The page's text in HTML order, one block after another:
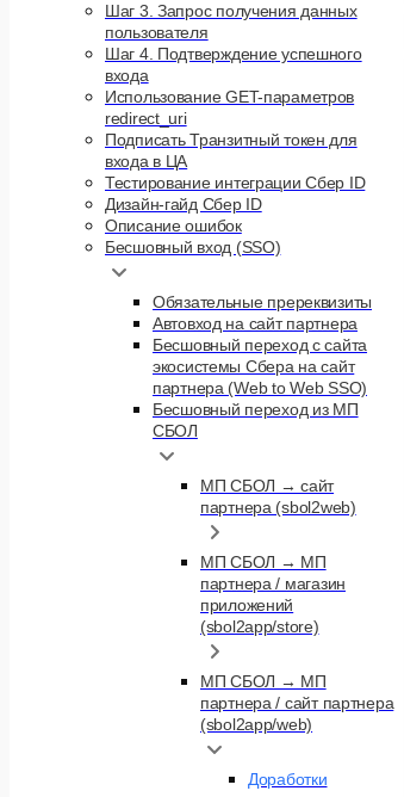
Шаг 3. Запрос получения данных
пользователя
Шаг 4. Подтверждение успешного
входа
Использование GET-параметров
redirect_uri
Подписать Транзитный токен для
входа в ЦА
Тестирование интеграции Сбер ID
Дизайн-гайд Сбер ID
Описание ошибок
Бесшовный вход (SSO)
Обязательные пререквизиты
Автовход на сайт партнера
Бесшовный переход с сайта
экосистемы Сбера на сайт
партнера (Web to Web SSO)
Бесшовный переход из МП
СБОЛ
МП СБОЛ → сайт
партнера (sbol2web)
МП СБОЛ → МП
партнера / магазин
приложений
(sbol2app/store)
МП СБОЛ → МП
партнера / сайт партнера
(sbol2app/web)
Доработки